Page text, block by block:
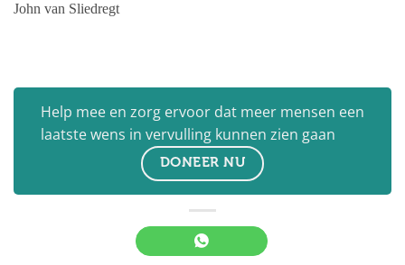
John van Sliedregt
Help mee en zorg ervoor dat meer mensen een
laatste wens in vervulling kunnen zien gaan
DONEER NU